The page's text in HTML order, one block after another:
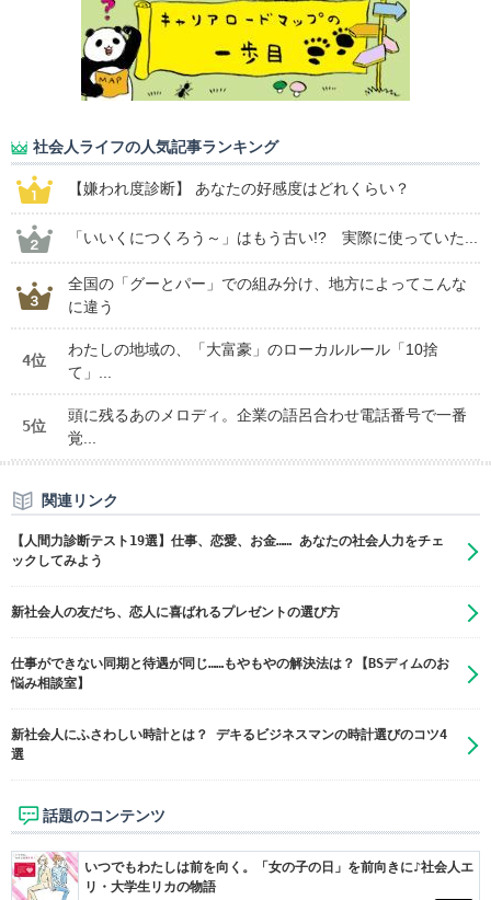
社会人ライフの人気記事ランキング
【嫌われ度診断】 あなたの好感度はどれくらい？
「いいくにつくろう～」はもう古い!? 実際に使っていた...
全国の「グーとパー」での組み分け、地方によってこんな
に違う
4位
わたしの地域の、「大富豪」のローカルルール「10捨
て」...
5位
頭に残るあのメロディ。企業の語呂合わせ電話番号で一番
覚...
関連リンク
【人間力診断テスト19選】仕事、恋愛、お金…… あなたの社会人力をチェ
ックしてみよう
新社会人の友だち、恋人に喜ばれるプレゼントの選び方
仕事ができない同期と待遇が同じ……もやもやの解決法は？【BSディムのお
悩み相談室】
新社会人にふさわしい時計とは？ デキるビジネスマンの時計選びのコツ4
選
話題のコンテンツ
いつでもわたしは前を向く。「女の子の日」を前向きに♪社会人エ
リ・大学生リカの物語